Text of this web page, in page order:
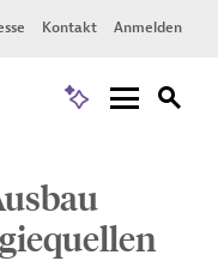
Kontakt Anmelden